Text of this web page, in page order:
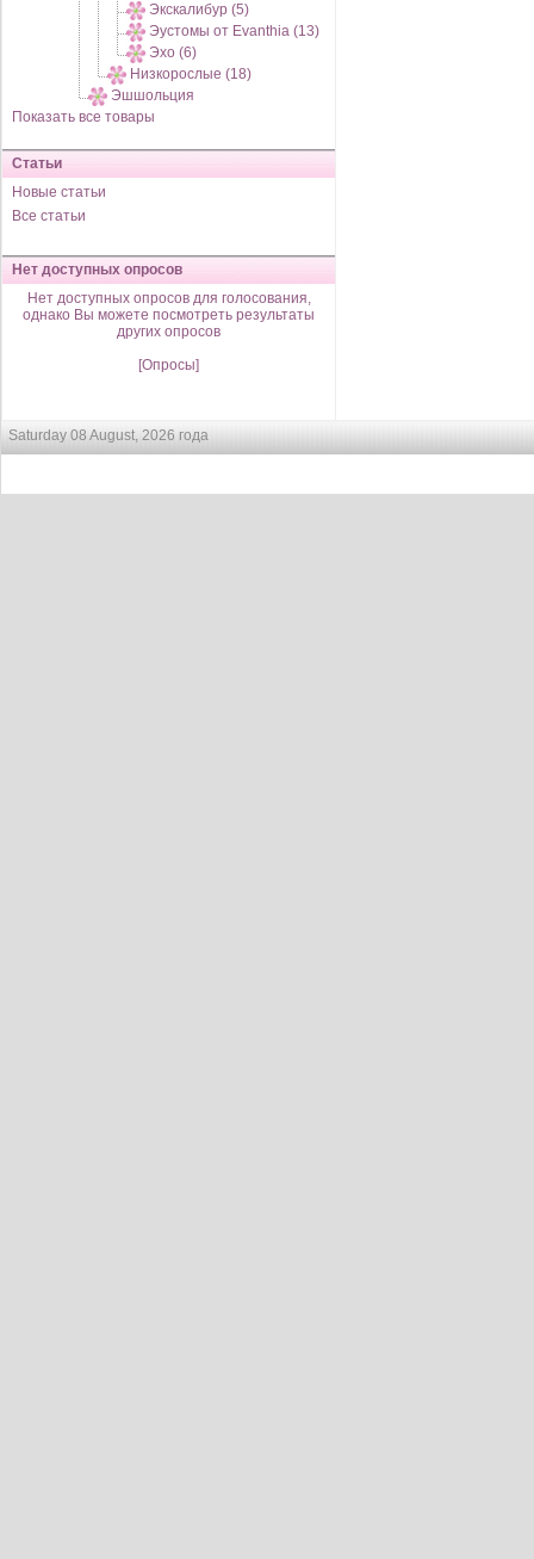
Экскалибур (5)
Эустомы от Evanthia (13)
Эхо (6)
Низкорослые (18)
Эшшольция
Показать все товары
Статьи
Новые статьи
Все статьи
Нет доступных опросов
Нет доступных опросов для голосования,
однако Вы можете посмотреть результаты
других опросов
[Опросы]
Saturday 08 August, 2026 года